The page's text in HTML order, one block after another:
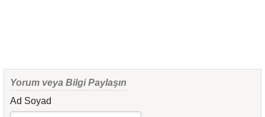
Yorum veya Bilgi Paylaşın
Ad Soyad